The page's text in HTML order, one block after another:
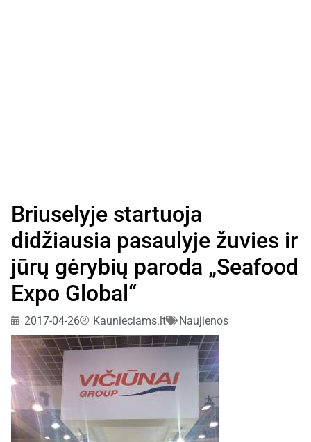
Briuselyje startuoja
didžiausia pasaulyje žuvies ir
jūrų gėrybių paroda „Seafood
Expo Global“
2017-04-26 Kaunieciams.lt Naujienos